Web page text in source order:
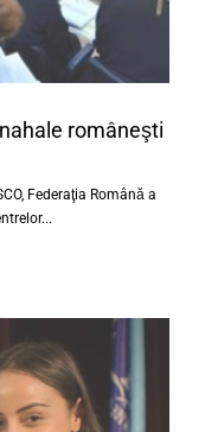
româneşti
Federaţia Română a